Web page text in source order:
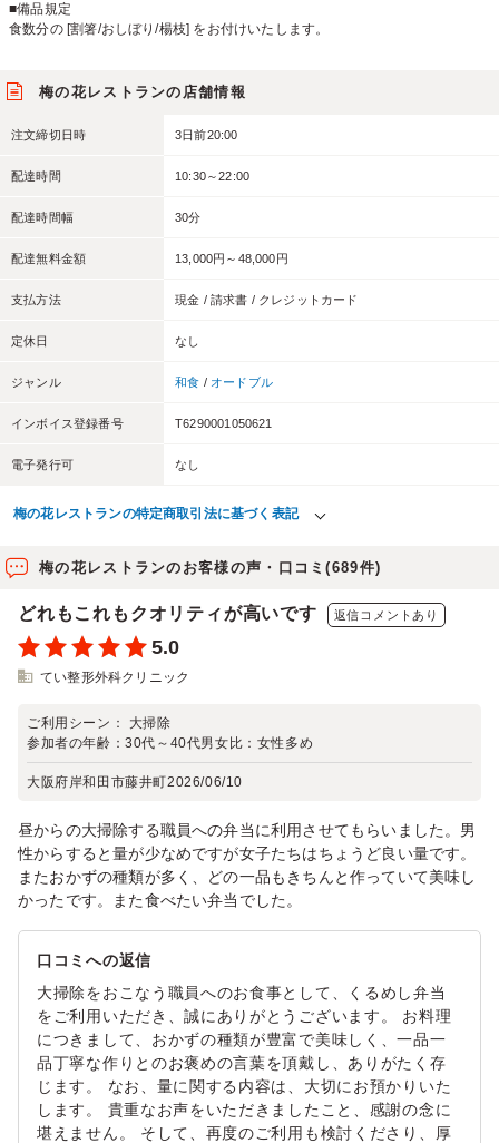
■備品規定
食数分の [割箸/おしぼり/楊枝] をお付けいたします。
梅の花レストランの店舗情報
注文締切日時 3日前20:00
配達時間 10:30～22:00
配達時間幅 30分
配達無料金額 13,000円～48,000円
支払方法 現金 / 請求書 / クレジットカード
定休日 なし
ジャンル 和食 / オードブル
インボイス登録番号 T6290001050621
電子発行可 なし
梅の花レストランの特定商取引法に基づく表記
梅の花レストランのお客様の声・口コミ(689件)
どれもこれもクオリティが高いです 返信コメントあり
5.0
てい整形外科クリニック
ご利用シーン： 大掃除
参加者の年齢：30代～40代男女比： 女性多め
大阪府岸和田市藤井町2026/06/10
昼からの大掃除する職員への弁当に利用させてもらいました。男
性からすると量が少なめですが女子たちはちょうど良い量です。
またおかずの種類が多く、どの一品もきちんと作っていて美味し
かったです。また食べたい弁当でした。
口コミへの返信
大掃除をおこなう職員へのお食事として、くるめし弁当
をご利用いただき、誠にありがとうございます。 お料理
につきまして、おかずの種類が豊富で美味しく、一品一
品丁寧な作りとのお褒めの言葉を頂戴し、ありがたく存
じます。 なお、量に関する内容は、大切にお預かりいた
します。 貴重なお声をいただきましたこと、感謝の念に
堪えません。 そして、再度のご利用も検討くださり、厚